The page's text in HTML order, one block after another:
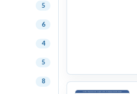
5
6
4
5
8